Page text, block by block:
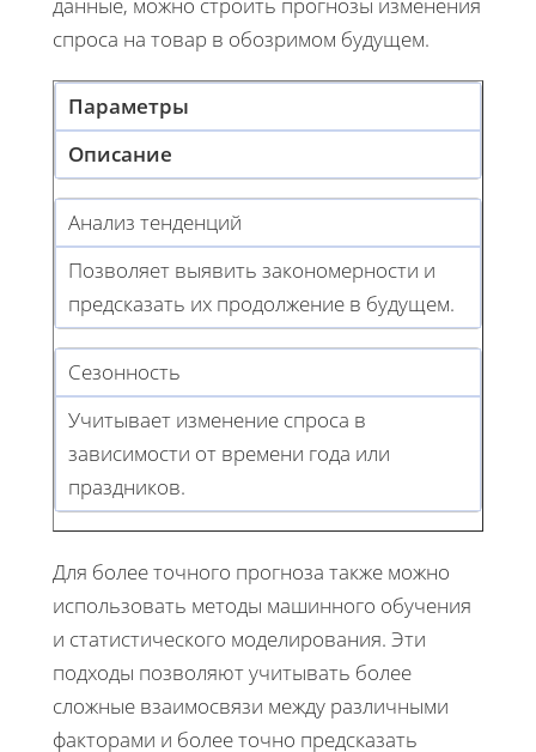
спроса на товар в обозримом будущем.
Параметры
Описание
Анализ тенденций
Позволяет выявить закономерности и
предсказать их продолжение в будущем.
Сезонность
Учитывает изменение спроса в
зависимости от времени года или
праздников.
Для более точного прогноза также можно
использовать методы машинного обучения
и статистического моделирования. Эти
подходы позволяют учитывать более
сложные взаимосвязи между различными
факторами и более точно предсказать